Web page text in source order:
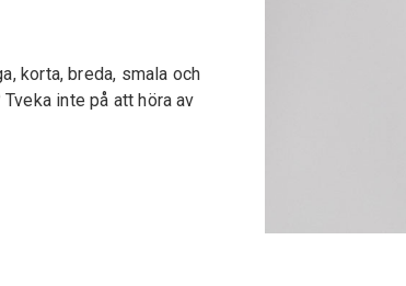
korta, breda, smala och
inte på att höra av